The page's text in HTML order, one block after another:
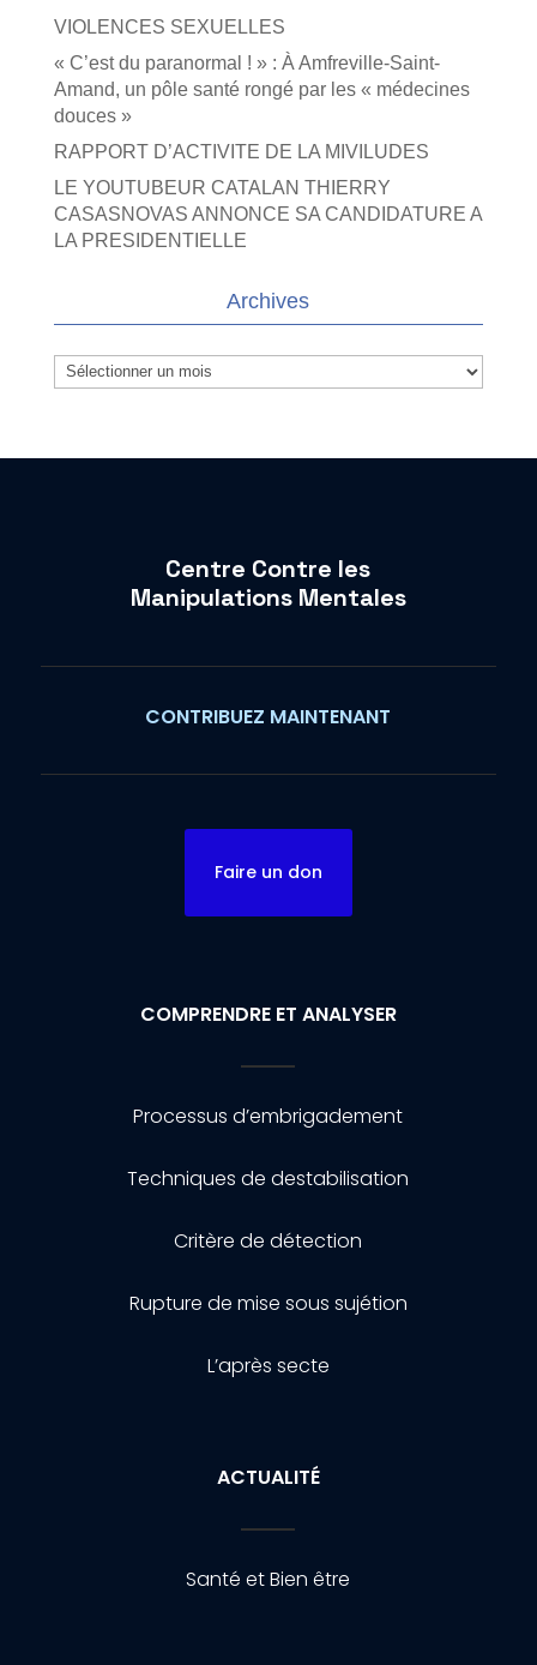
VIOLENCES SEXUELLES
« C’est du paranormal ! » : À Amfreville-Saint-
Amand, un pôle santé rongé par les « médecines
douces »
RAPPORT D’ACTIVITE DE LA MIVILUDES
LE YOUTUBEUR CATALAN THIERRY
CASASNOVAS ANNONCE SA CANDIDATURE A
LA PRESIDENTIELLE
Archives
Archives
Centre Contre les
Manipulations Mentales
CONTRIBUEZ MAINTENANT
Faire un don
COMPRENDRE ET ANALYSER
Processus d’embrigadement
Techniques de destabilisation
Critère de détection
Rupture de mise sous sujétion
L’après secte
ACTUALITÉ
Santé et Bien être